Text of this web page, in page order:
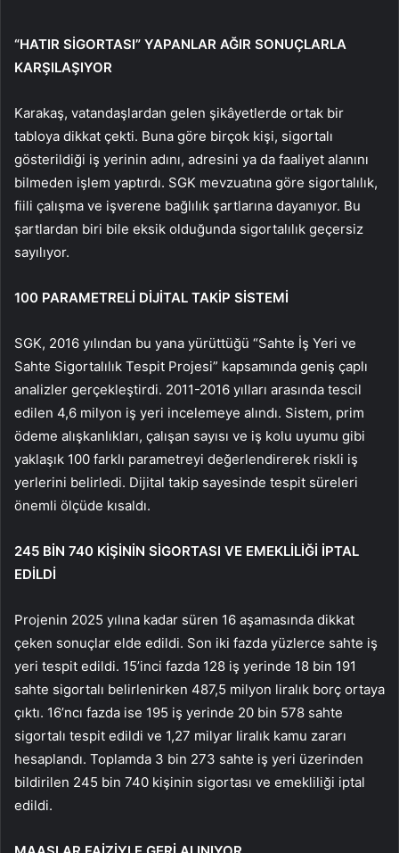
“HATIR SİGORTASI” YAPANLAR AĞIR SONUÇLARLA
KARŞILAŞIYOR
Karakaş, vatandaşlardan gelen şikâyetlerde ortak bir
tabloya dikkat çekti. Buna göre birçok kişi, sigortalı
gösterildiği iş yerinin adını, adresini ya da faaliyet alanını
bilmeden işlem yaptırdı. SGK mevzuatına göre sigortalılık,
fiili çalışma ve işverene bağlılık şartlarına dayanıyor. Bu
şartlardan biri bile eksik olduğunda sigortalılık geçersiz
sayılıyor.
100 PARAMETRELİ DİJİTAL TAKİP SİSTEMİ
SGK, 2016 yılından bu yana yürüttüğü “Sahte İş Yeri ve
Sahte Sigortalılık Tespit Projesi” kapsamında geniş çaplı
analizler gerçekleştirdi. 2011-2016 yılları arasında tescil
edilen 4,6 milyon iş yeri incelemeye alındı. Sistem, prim
ödeme alışkanlıkları, çalışan sayısı ve iş kolu uyumu gibi
yaklaşık 100 farklı parametreyi değerlendirerek riskli iş
yerlerini belirledi. Dijital takip sayesinde tespit süreleri
önemli ölçüde kısaldı.
245 BİN 740 KİŞİNİN SİGORTASI VE EMEKLİLİĞİ İPTAL
EDİLDİ
Projenin 2025 yılına kadar süren 16 aşamasında dikkat
çeken sonuçlar elde edildi. Son iki fazda yüzlerce sahte iş
yeri tespit edildi. 15’inci fazda 128 iş yerinde 18 bin 191
sahte sigortalı belirlenirken 487,5 milyon liralık borç ortaya
çıktı. 16’ncı fazda ise 195 iş yerinde 20 bin 578 sahte
sigortalı tespit edildi ve 1,27 milyar liralık kamu zararı
hesaplandı. Toplamda 3 bin 273 sahte iş yeri üzerinden
bildirilen 245 bin 740 kişinin sigortası ve emekliliği iptal
edildi.